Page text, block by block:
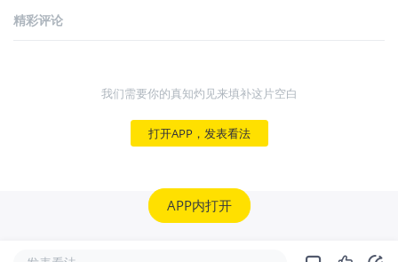
精彩评论
我们需要你的真知灼见来填补这片空白
打开APP，发表看法
APP内打开